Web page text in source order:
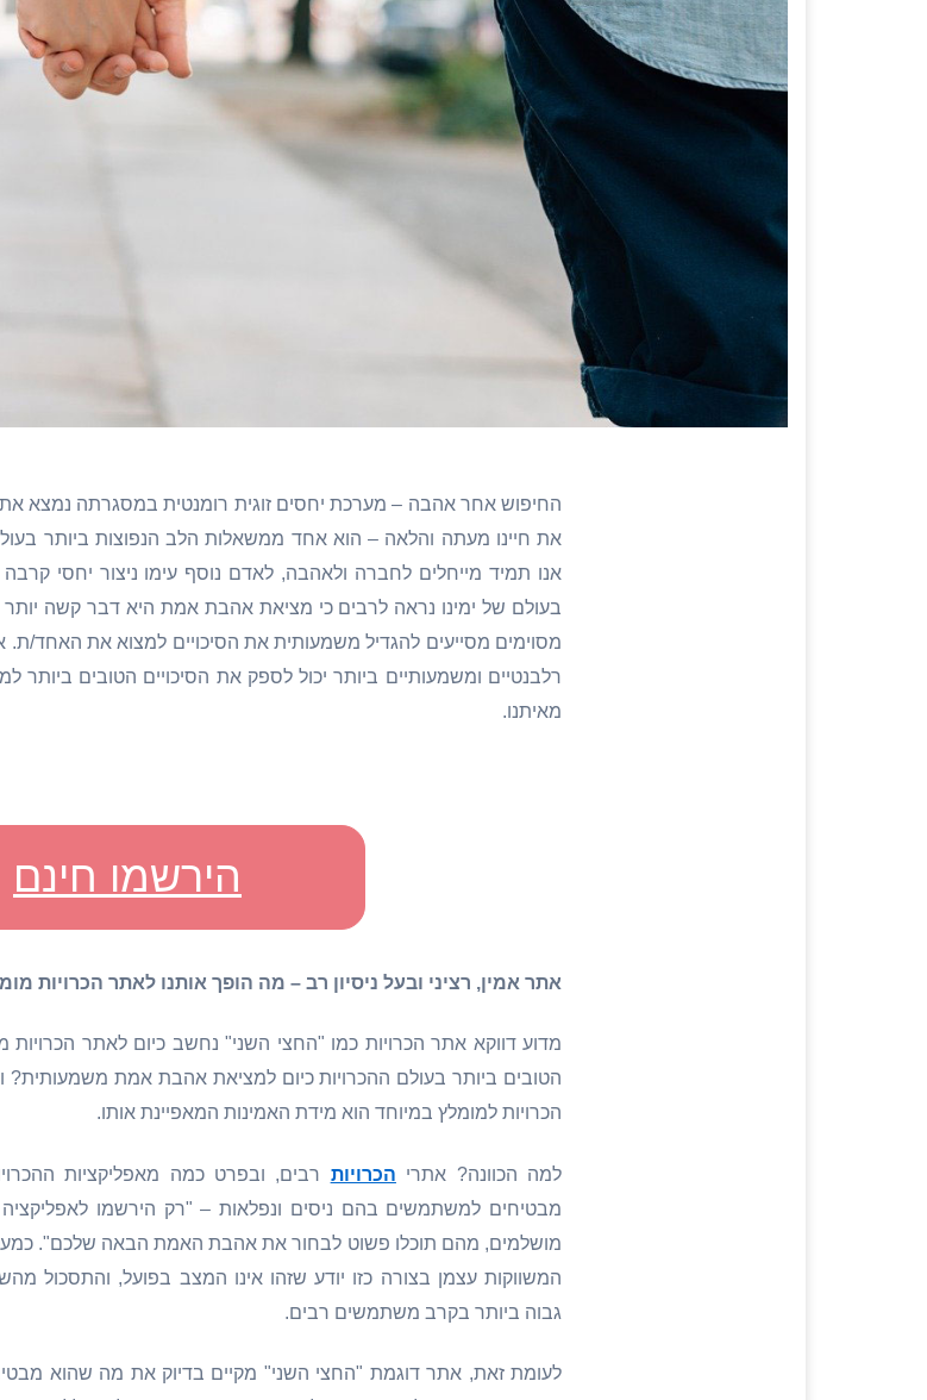
החיפוש אחר אהבה – מערכת יחסים זוגית רומנטית במסגרתה נמצא את
את חיינו מעתה והלאה – הוא אחד ממשאלות הלב הנפוצות ביותר
אנו תמיד מייחלים לחברה ולאהבה, לאדם נוסף עימו ניצור יחסי קרבה
בעולם של ימינו נראה לרבים כי מציאת אהבת אמת היא דבר קשה
מסוימים מסייעים להגדיל משמעותית את הסיכויים למצוא את האחד/ת.
רלבנטיים ומשמעותיים ביותר יכול לספק את הסיכויים הטובים
מאיתנו.
הירשמו חינם
אתר אמין, רציני ובעל ניסיון רב – מה הופך אותנו לאתר הכרויות
מדוע דווקא אתר הכרויות כמו "החצי השני" נחשב כיום לאתר הכרויות
הטובים ביותר בעולם ההכרויות כיום למציאת אהבת אמת משמעותית?
הכרויות למומלץ במיוחד הוא מידת האמינות המאפיינת אותו.
למה הכוונה? אתרי הכרויות רבים, ובפרט כמה מאפליקציות
מבטיחים למשתמשים בהם ניסים ונפלאות – "רק הירשמו לאפליקציה
מושלמים, מהם תוכלו פשוט לבחור את אהבת האמת הבאה שלכם".
המשווקות עצמן בצורה כזו יודע שזהו אינו המצב בפועל, והתסכול
גבוה ביותר בקרב משתמשים רבים.
לעומת זאת, אתר דוגמת "החצי השני" מקיים בדיוק את מה שהוא